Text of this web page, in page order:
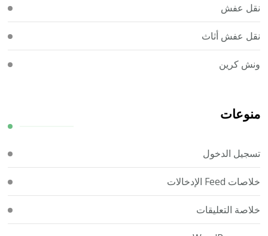
نقل عفش
نقل عفش أثاث
ونش كرين
منوعات
تسجيل الدخول
خلاصات Feed الإدخالات
خلاصة التعليقات